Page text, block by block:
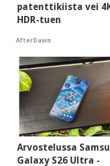
patenttikiista vei
HDR-tuen
AfterDawn
Arvostelussa
Galaxy S26 Ultra -